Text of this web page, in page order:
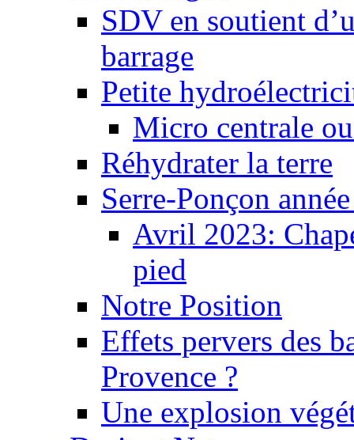
SDV en soutient
barrage
Petite
Micro centrale
Réhydrater la terre
Serre-Ponçon
Avril 2023:
pied
Notre Position
Effets pervers des
Provence ?
Une explosion